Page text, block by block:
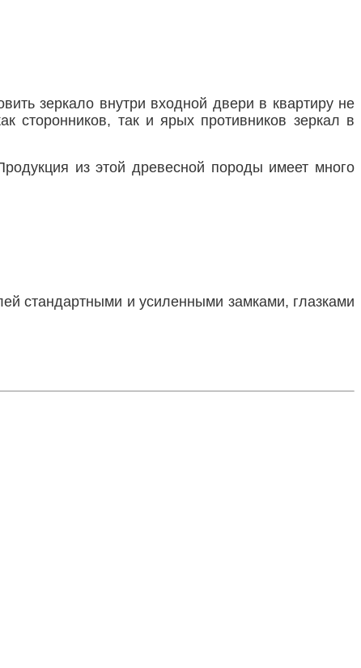
зеркало внутри входной двери в квартиру не
сторонников, так и ярых противников зеркал в
из этой древесной породы имеет много
стандартными и усиленными замками, глазками